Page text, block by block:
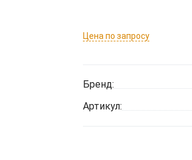
Цена по запросу
Бренд:
Артикул: